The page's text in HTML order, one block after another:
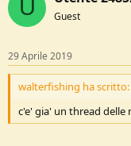
U Guest
29 Aprile 2019
walterfishing ha scritto:
c'e' gia' un thread